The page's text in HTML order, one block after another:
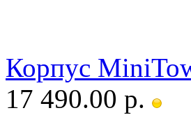
Корпус
17 490.00 р.